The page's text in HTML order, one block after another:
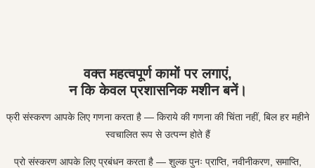
वक्त महत्वपूर्ण कामों पर लगाएं,
न कि केवल प्रशासनिक मशीन बनें।
फ्री संस्करण आपके लिए गणना करता है — किराये की गणना की चिंता नहीं, बिल हर महीने
स्वचालित रूप से उत्पन्न होते हैं
प्रो संस्करण आपके लिए प्रबंधन करता है — शुल्क पुनः प्राप्ति, नवीनीकरण, समाप्ति,